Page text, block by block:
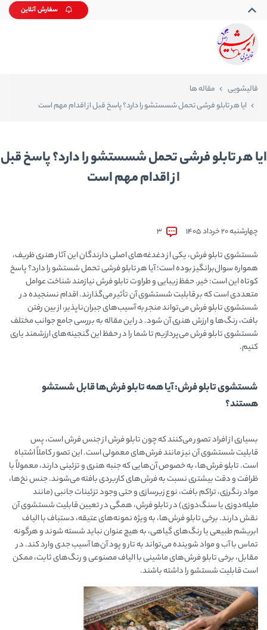
سفارش آنلاین
قالیشویی
مقاله ها
ایا هر تابلو فرشی تحمل شسستشو را دارد؟ پاسخ قبل از اقدام مهم است
ایا هر تابلو فرشی تحمل شسستشو را دارد؟ پاسخ قبل
از اقدام مهم است
چهارشنبه 20 خرداد 1405 3
شستشوی تابلو فرش، یکی از دغدغه‌های اصلی دارندگان این آثار هنری ظریف،
همواره سوال‌برانگیز بوده است؛ آیا هر تابلو فرشی تحمل شستشو را دارد؟ پاسخ
کوتاه این است: خیر. حفظ زیبایی و طراوت تابلو فرش نیازمند شناخت عوامل
متعددی است که بر قابلیت شستشوی آن تأثیر می‌گذارند. اقدام نسنجیده در
شستشوی تابلو فرش می‌تواند منجر به آسیب‌های جبران‌ناپذیر، از بین رفتن
بافت، رنگ‌ها و ارزش هنری آن شود. در این مقاله به بررسی جامع جوانب مختلف
شستشوی تابلو فرش می‌پردازیم تا شما را در حفظ این گنجینه‌های ارزشمند یاری
کنیم.
شستشوی تابلو فرش: آیا همه تابلو فرش‌ها قابل شستشو
هستند؟
بسیاری از افراد تصور می‌کنند که چون تابلو فرش از جنس فرش است، پس
قابلیت شستشوی آن نیز مانند فرش‌های معمولی است. این تصور کاملاً اشتباه
است. تابلو فرش‌ها، به خصوص آن‌هایی که جنبه هنری و تزئینی دارند، معمولاً با
ظرافت و دقت بیشتری نسبت به فرش‌های کاربردی بافته می‌شوند. جنس نخ‌ها،
مواد رنگرزی، تراکم بافت، نوع زیرسازی و حتی وجود تزئینات جانبی (مانند
ملیله‌دوزی یا سنگ‌دوزی) در تابلو فرش، همگی در تعیین قابلیت شستشوی آن
نقش دارند. برخی تابلو فرش‌ها، به ویژه نمونه‌های عتیقه، دستباف با الیاف
ابریشم طبیعی یا رنگ‌های گیاهی، به هیچ عنوان نباید شسته شوند و هرگونه
تماس با آب و مواد شوینده می‌تواند به تار و پود آن‌ها آسیب جدی وارد کند. در
مقابل، برخی تابلو فرش‌های ماشینی با الیاف مصنوعی و رنگ‌های ثابت، ممکن
است قابلیت شستشو را داشته باشند.